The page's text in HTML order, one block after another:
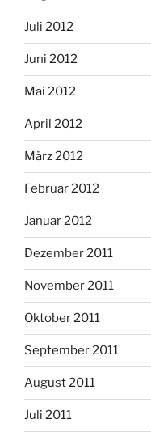
Juli 2012
Juni 2012
Mai 2012
April 2012
März 2012
Februar 2012
Januar 2012
Dezember 2011
November 2011
Oktober 2011
September 2011
August 2011
Juli 2011